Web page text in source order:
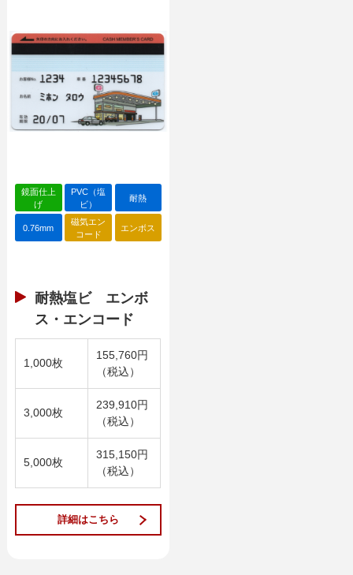
鏡面仕上
げ
PVC（塩
ビ）
耐熱
0.76mm
磁気エン
コード
エンボス
耐熱塩ビ エンボ
ス・エンコード
1,000枚
155,760円
（税込）
3,000枚
239,910円
（税込）
5,000枚
315,150円
（税込）
詳細はこちら